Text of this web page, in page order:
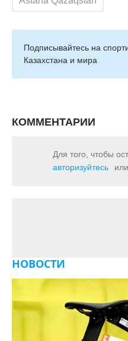
Подписывайтесь на
Казахстана и мира
КОММЕНТАРИИ
Для того, чтобы
авторизуйтесь
или
НОВОСТИ